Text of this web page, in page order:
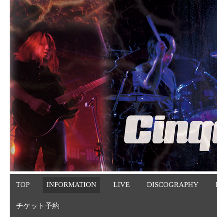
TOP INFORMATION LIVE DISCOGRAPHY
チケット予約